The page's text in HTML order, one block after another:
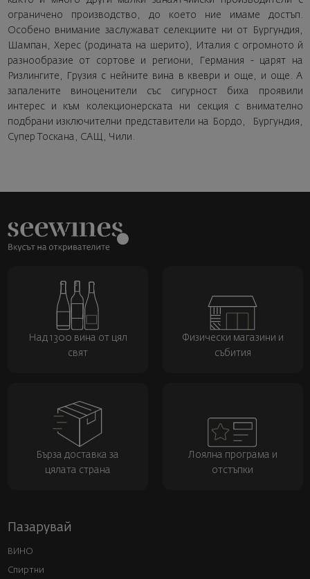
ограничено производство, до което ние имаме достъп.
Особено внимание заслужават селекциите ни от Бургундия,
Шампан, Херес (родината на шерито), Италия с огромното й
разнообразие от сортове и региони, Германия - царят на
Ризлингите, Грузия с нейните вина в квеври и още, и още. А
запалените виноценители със сигурност биха проявили
интерес и към колекционерската ни секция с внимателно
подбрани изключителни представители на Бордо, Бургундия,
Супер Тоскана, САЩ, Чили.
Над 1300 вина от цял
свят
Физически магазини и
събития
Бърза доставка за
цялата страна
Лоялна програма и
отстъпки
Пазарувай
ВИНО
Спиртни